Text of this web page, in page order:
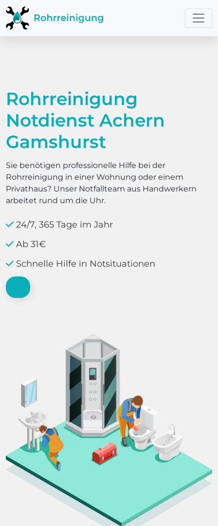
Rohrreinigung
Notdienst Achern
Gamshurst
Sie benötigen professionelle Hilfe bei der
Rohrreinigung in einer Wohnung oder einem
Privathaus? Unser Notfallteam aus Handwerkern
arbeitet rund um die Uhr.
24/7, 365 Tage im Jahr
Ab 31€
Schnelle Hilfe in Notsituationen